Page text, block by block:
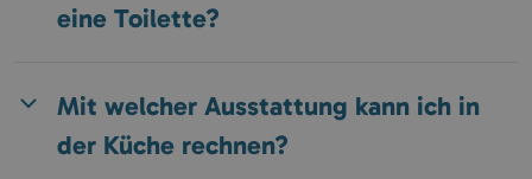
eine Toilette?
Mit welcher Ausstattung kann ich in
der Küche rechnen?